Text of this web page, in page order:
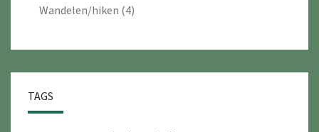
Wandelen/hiken (4)
TAGS